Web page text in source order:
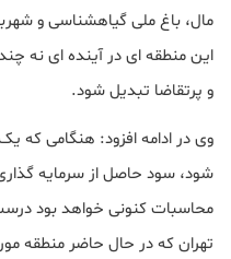
مال، باغ ملی گیاهشناسی و
این منطقه ای در آینده ای نه
و پرتقاضا تبدیل شود.
وی در ادامه افزود: هنگامی که
شود، سود حاصل از سرمایه
تهران که در حال حاضر منطقه